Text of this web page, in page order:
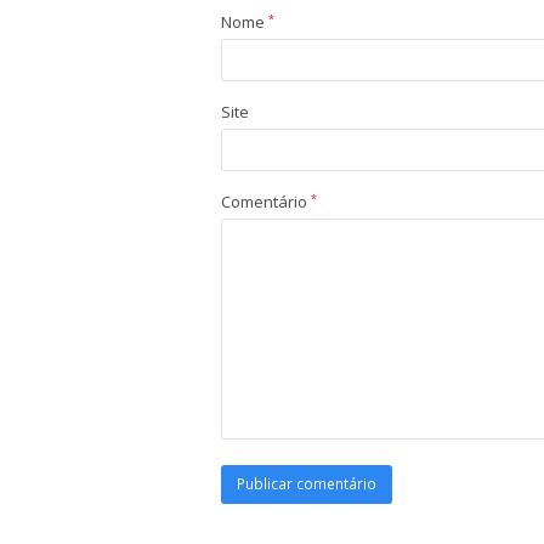
Nome *
Site
Comentário *